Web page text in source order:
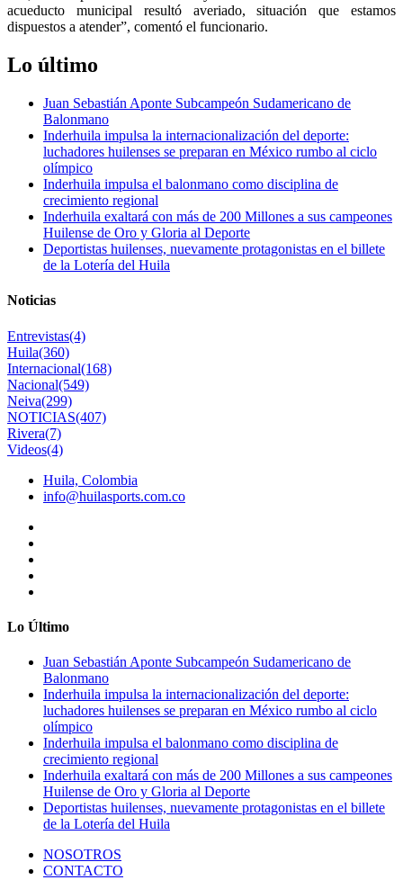
acueducto municipal resultó averiado, situación que estamos
dispuestos a atender”, comentó el funcionario.
Lo último
Juan Sebastián Aponte Subcampeón Sudamericano de
Balonmano
Inderhuila impulsa la internacionalización del deporte:
luchadores huilenses se preparan en México rumbo al ciclo
olímpico
Inderhuila impulsa el balonmano como disciplina de
crecimiento regional
Inderhuila exaltará con más de 200 Millones a sus campeones
Huilense de Oro y Gloria al Deporte
Deportistas huilenses, nuevamente protagonistas en el billete
de la Lotería del Huila
Noticias
Entrevistas(4)
Huila(360)
Internacional(168)
Nacional(549)
Neiva(299)
NOTICIAS(407)
Rivera(7)
Videos(4)
Huila, Colombia
info@huilasports.com.co
Lo Último
Juan Sebastián Aponte Subcampeón Sudamericano de
Balonmano
Inderhuila impulsa la internacionalización del deporte:
luchadores huilenses se preparan en México rumbo al ciclo
olímpico
Inderhuila impulsa el balonmano como disciplina de
crecimiento regional
Inderhuila exaltará con más de 200 Millones a sus campeones
Huilense de Oro y Gloria al Deporte
Deportistas huilenses, nuevamente protagonistas en el billete
de la Lotería del Huila
NOSOTROS
CONTACTO